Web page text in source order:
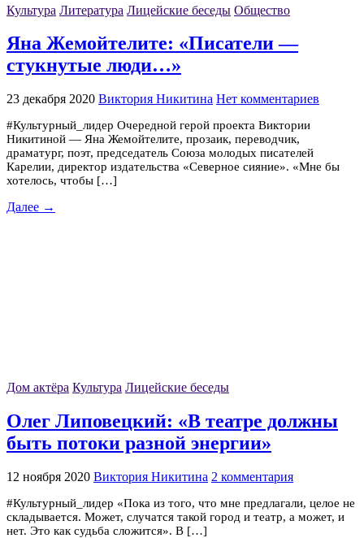
Культура Литература Лицейские беседы Общество
Яна Жемойтелите: «Писатели —
стукнутые люди…»
23 декабря 2020 Виктория Никитина Нет комментариев
#Культурный_лидер Очередной герой проекта Виктории
Никитиной — Яна Жемойтелите, прозаик, переводчик,
драматург, поэт, председатель Союза молодых писателей
Карелии, директор издательства «Северное сияние». «Мне бы
хотелось, чтобы […]
Далее →
Дом актёра Культура Лицейские беседы
Олег Липовецкий: «В театре должны
быть потоки разной энергии»
12 ноября 2020 Виктория Никитина 2 комментария
#Культурный_лидер «Пока из того, что мне предлагали, целое не
складывается. Может, случатся такой город и театр, а может, и
нет. Это как судьба сложится». В […]